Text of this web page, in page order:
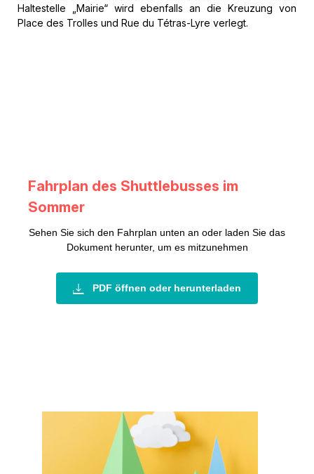
Haltestelle „Mairie“ wird ebenfalls an die Kreuzung von
Place des Trolles und Rue du Tétras-Lyre verlegt.
Fahrplan des Shuttlebusses im
Sommer
Sehen Sie sich den Fahrplan unten an oder laden Sie das
Dokument herunter, um es mitzunehmen
PDF öffnen oder herunterladen